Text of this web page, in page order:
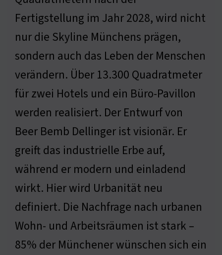
Fertigstellung im Jahr 2028, wird nicht
nur die Skyline Münchens prägen,
sondern auch das Leben der Menschen
verändern. Über 13.300 Quadratmeter
für zwei Hotels und ein Büro-Pavillon
werden realisiert. Der Entwurf von
Beer Bemb Dellinger ist visionär. Er
greift das industrielle Erbe auf,
während er modern und einladend
wirkt. Hier wird Urbanität neu
definiert. Die Nachfrage nach urbanen
Wohn- und Arbeitsräumen ist stark –
85% der Münchener wünschen sich ein